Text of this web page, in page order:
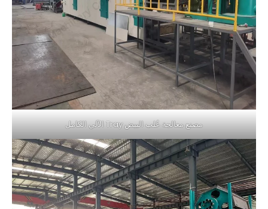
مصنع معالجة عُلب البيض Tray الآلي الكامل